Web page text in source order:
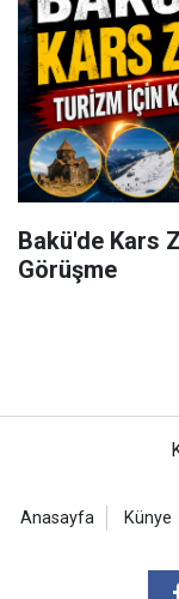
Bakü'de Kars
Görüşme
Anasayfa Künye